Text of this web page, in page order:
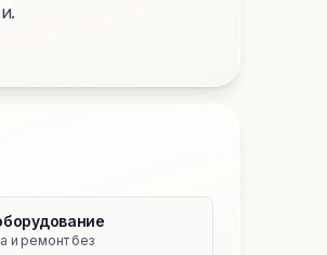
и ремонт без